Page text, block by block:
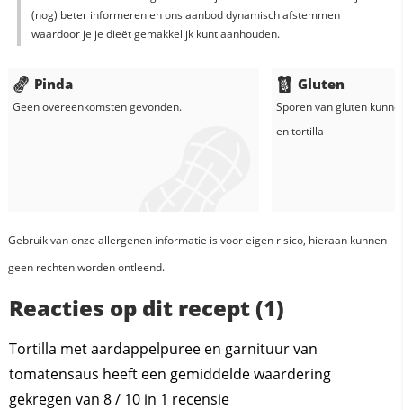
(nog) beter informeren en ons aanbod dynamisch afstemmen
waardoor je je dieët gemakkelijk kunt aanhouden.
Pinda
Geen overeenkomsten gevonden.
Gluten
Sporen van gluten
entortilla
Gebruik van onze allergenen informatie is voor eigen risico, hieraan kunnen
geen rechten worden ontleend.
Reacties op dit recept (1)
Tortilla met aardappelpuree en garnituur van
tomatensaus heeft een gemiddelde waardering
gekregen van 8/ 10 in 1 recensie